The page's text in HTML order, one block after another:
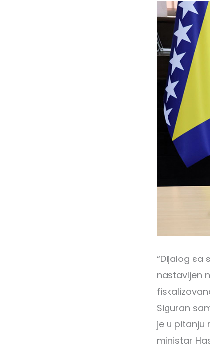
“Dijalog sa
nastavljen
Siguran
je u pitanju
ministar